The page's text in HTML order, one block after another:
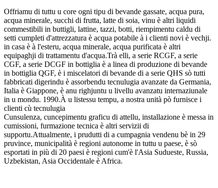
Offriamu di tuttu u core ogni tipu di bevande gassate, acqua pura,
acqua minerale, succhi di frutta, latte di soia, vinu è altri liquidi
commestibili in buttigli, lattine, tazzi, botti, riempimentu caldu di
setti cumpleti d'attrezzatura è acqua potabile à i clienti novi è vechji.
in casa è à l'esteru, acqua minerale, acqua purificata è altri
equipaghji di trattamentu d'acqua.Trà elli, a serie RCGF, a serie
CGF, a serie DCGF in bottiglia è a linea di produzione di bevande
in bottiglia QGF, è i miscelatori di bevande di a serie QHS sò tutti
fabbricati digerindu è assorbendu tecnulugia avanzate da Germania,
Italia è Giappone, è anu righjuntu u livellu avanzatu internaziunale
in u mondu. 1990.À u listessu tempu, a nostra unità pò furnisce i
clienti cù tecnulugia
Cunsulenza, cuncepimentu graficu di attellu, installazione è messa in
cumissioni, furmazione tecnica è altri servizii di
supportu.Attualmente, i prudutti di a cumpagnia vendenu bè in 29
pruvince, municipalità è regioni autonome in tuttu u paese, è sò
esportati in più di 20 paesi è regioni cum'è l'Asia Sudueste, Russia,
Uzbekistan, Asia Occidentale è Africa.